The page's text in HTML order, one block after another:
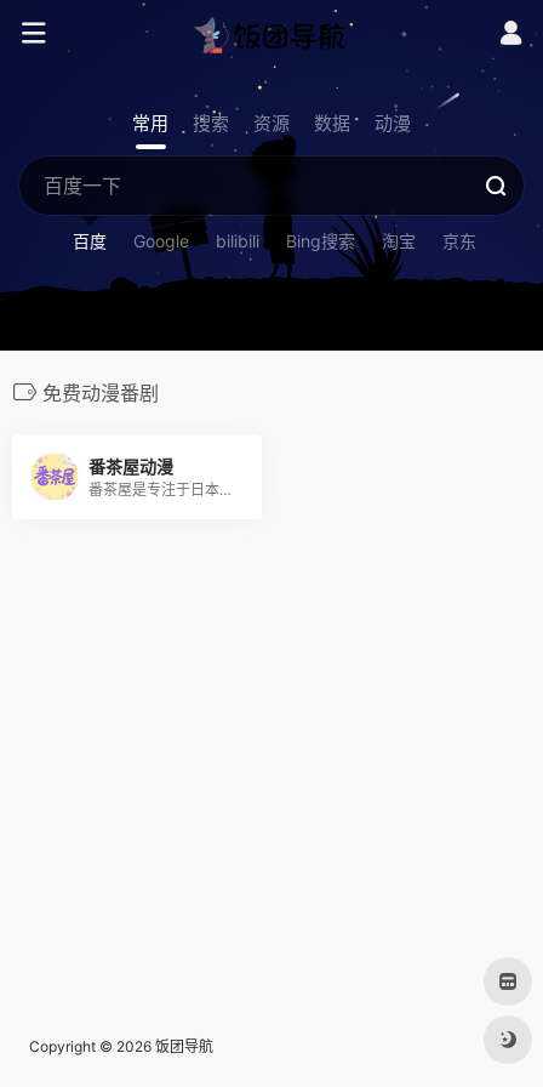
常用 搜索 资源 数据 动漫
百度 Google bilibili Bing搜索 淘宝 京东
免费动漫番剧
番茶屋动漫
番茶屋是专注于日本动漫番剧的在线观看平台，提供最新番剧、经典动漫全集免费高清播放，新番更新及时，涵盖热血、校园、治愈等多种类型，让你轻松追番不等待！
Copyright © 2026 饭团导航